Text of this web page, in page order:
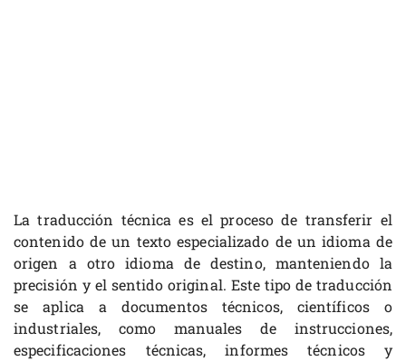
La traducción técnica es el proceso de transferir el
contenido de un texto especializado de un idioma de
origen a otro idioma de destino, manteniendo la
precisión y el sentido original. Este tipo de traducción
se aplica a documentos técnicos, científicos o
industriales, como manuales de instrucciones,
especificaciones técnicas, informes técnicos y